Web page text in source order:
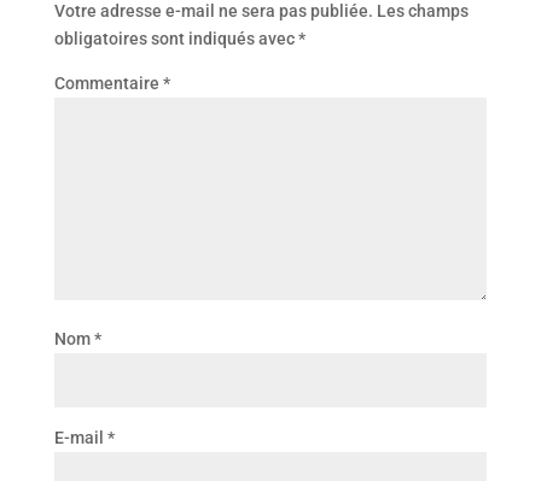
Votre adresse e-mail ne sera pas publiée. Les champs
obligatoires sont indiqués avec*
Commentaire *
Nom*
E-mail *